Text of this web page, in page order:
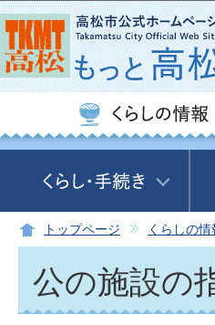
トップページ くらしの情
公の施設の